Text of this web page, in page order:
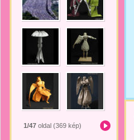
1/47 oldal (369 kép)